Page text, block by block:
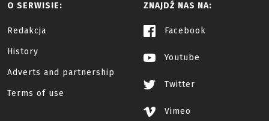
O SERWISIE:
Redakcja
History
Adverts and partnership
Terms of use
ZNAJDŹ NAS NA:
Facebook
Youtube
Twitter
Vimeo